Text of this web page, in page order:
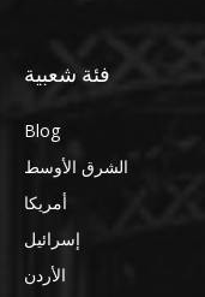
فئة شعبية
Blog
الشرق الأوسط
أمريكا
إسرائيل
الأردن